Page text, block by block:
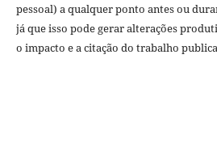
pessoal) a qualquer ponto antes ou
já que isso pode gerar alterações
o impacto e a citação do trabalho